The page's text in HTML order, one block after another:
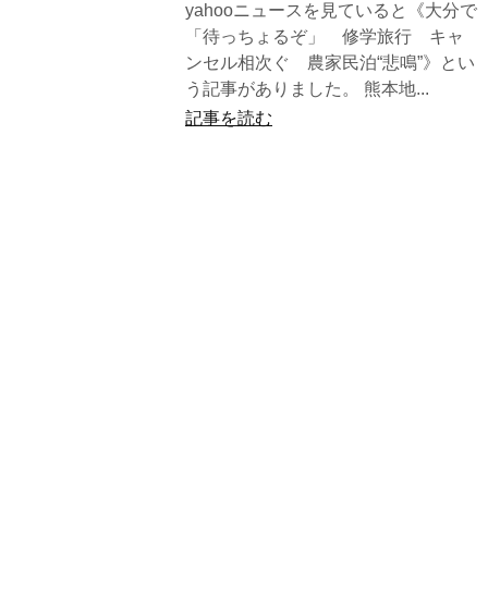
yahooニュースを見ていると《大分で
「待っちょるぞ」 修学旅行 キャ
ンセル相次ぐ 農家民泊“悲鳴”》とい
う記事がありました。 熊本地...
記事を読む